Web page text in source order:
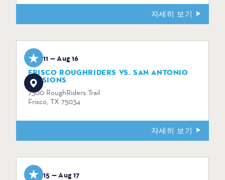
자세히 보기
Aug 11 — Aug 16
FRISCO ROUGHRIDERS VS. SAN ANTONIO
MISSIONS
7300 RoughRiders Trail
Frisco, TX 75034
자세히 보기
Aug 15 — Aug 17